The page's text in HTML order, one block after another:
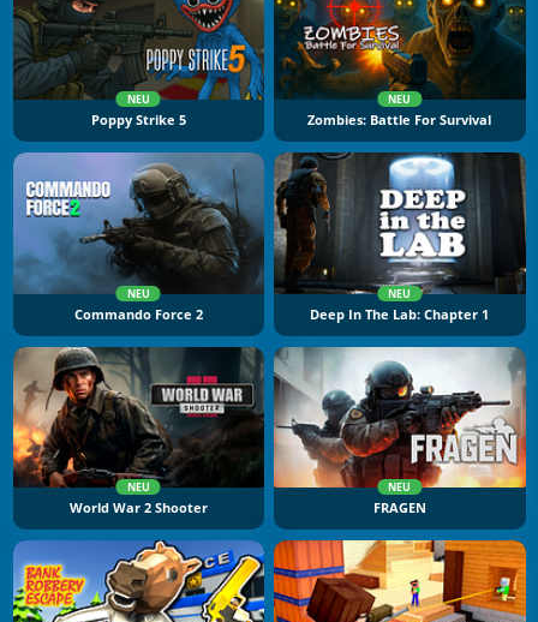
NEU
Poppy Strike 5
NEU
Zombies: Battle For Survival
NEU
Commando Force 2
NEU
Deep In The Lab: Chapter 1
NEU
World War 2 Shooter
NEU
FRAGEN